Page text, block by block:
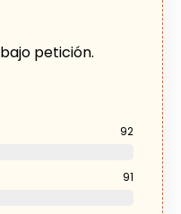
bajo petición.
92
91